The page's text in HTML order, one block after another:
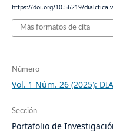
https://doi.org/10.56219/
Más formatos de cita
Número
Vol. 1 Núm. 26 (2025):
Sección
Portafolio de